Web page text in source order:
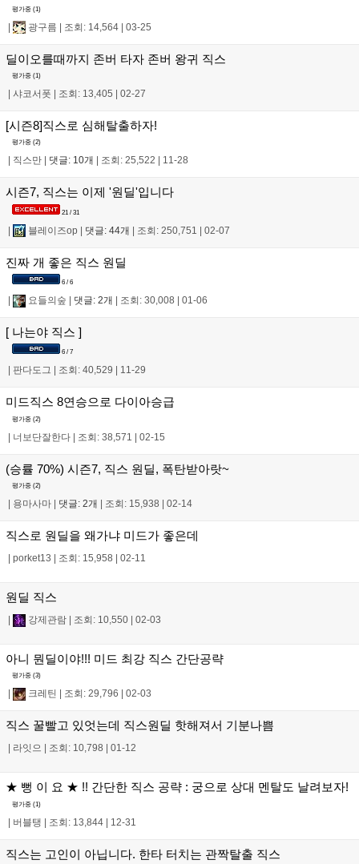
평가중 (1)
| 광구름 | 조회: 14,564 | 03-25
딜이오를때까지 존버 타자 존버 왕귀 직스
평가중 (1)
| 샤코서폿 | 조회: 13,405 | 02-27
[시즌8]직스로 심해탈출하자!
평가중 (2)
직스만 댓글: 10개 조회: 25,522 11-28
시즌7, 직스는 이제 '원딜'입니다
21 / 31
| 블레이즈op | 댓글: 44개 | 조회: 250,751 | 02-07
진짜 개 좋은 직스 원딜
6 / 6
요들의숲 댓글: 2개 조회: 30,008 01-06
[ 나는야 직스 ]
6 / 7
판다도그 조회: 40,529 11-29
미드직스 8연승으로 다이아승급
평가중 (2)
| 너보단잘한다 | 조회: 38,571 | 02-15
(승률 70%) 시즌7, 직스 원딜, 폭탄받아랏~
평가중 (2)
용마사마 댓글: 2개 조회: 15,938 02-14
직스로 원딜을 왜가냐 미드가 좋은데
porket13 조회: 15,958 02-11
원딜 직스
강제관람 조회: 10,550 02-03
아니 뭔딜이야!!! 미드 최강 직스 간단공략
평가중 (3)
크레틴 조회: 29,796 02-03
직스 꿀빨고 있엇는데 직스원딜 핫해져서 기분나쁨
라잇으 조회: 10,798 01-12
★ 뻥 이 요 ★ !! 간단한 직스 공략 : 궁으로 상대 멘탈도 날려보자!
평가중 (1)
| 버블탱 | 조회: 13,844 | 12-31
직스는 고인이 아닙니다. 한타 터치는 관짝탈출 직스